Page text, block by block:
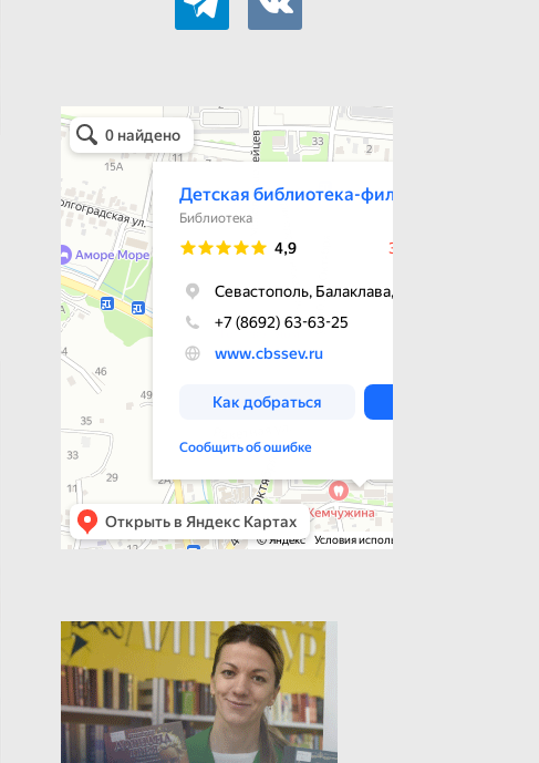
Детская библиотека-филиал № 9
Библиотека в Севастополе